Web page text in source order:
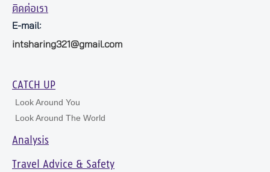
ติดต่อเรา
E-mail:
intsharing321@gmail.com
CATCH UP
Look Around You
Look Around The World
Analysis
Travel Advice & Safety